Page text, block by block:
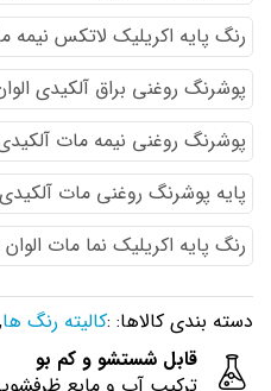
رنگ پایه اكريليك لاتكس نيمه
پوشرنگ روغنی براق آلکیدی
پوشرنگ روغنی نیمه مات
پایه پوشرنگ روغنی مات
رنگ پایه اکریلیک نما مات
دسته بندی کالاها: :کالیته رنگ ها,
قابل شستشو و کم بو